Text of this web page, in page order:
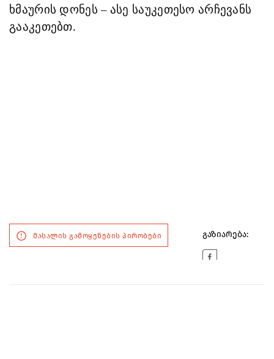
ხმაურის დონეს – ასე საუკეთესო არჩევანს
გააკეთებთ.
მასალის გამოყენების პირობები გაზიარება: